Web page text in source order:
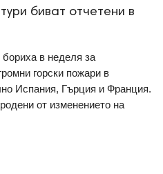
биват отчетени в
в неделя за
горски пожари в
Испания, Гърция и Франция.
от изменението на